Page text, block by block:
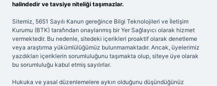
halindedir ve tavsiye niteliği taşımazlar.
Sitemiz, 5651 Sayılı Kanun gereğince Bilgi Teknolojileri ve İletişim
Kurumu (BTK) tarafından onaylanmış bir Yer Sağlayıcı olarak hizmet
vermektedir. Bu nedenle, sitedeki içerikleri proaktif olarak denetleme
veya araştırma yükümlülüğümüz bulunmamaktadır. Ancak, üyelerimiz
yazdıkları içeriklerin sorumluluğunu taşımakta olup, siteye üye olarak
bu sorumluluğu kabul etmiş sayılırlar.
Hukuka ve yasal düzenlemelere aykırı olduğunu düşündüğünüz